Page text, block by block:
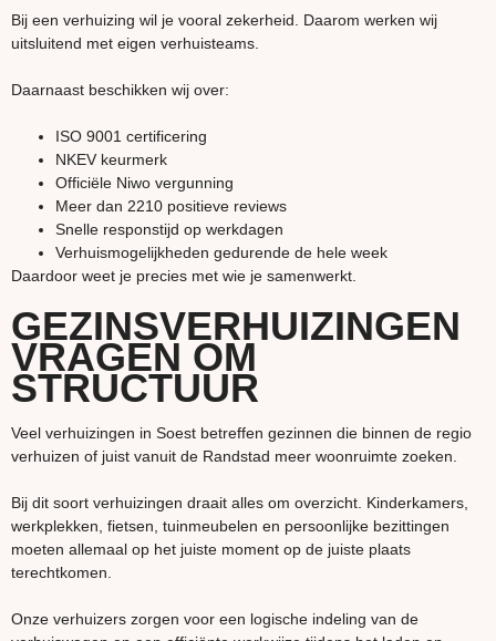
Bij een verhuizing wil je vooral zekerheid. Daarom werken wij
uitsluitend met eigen verhuisteams.
Daarnaast beschikken wij over:
ISO 9001 certificering
NKEV keurmerk
Officiële Niwo vergunning
Meer dan 2210 positieve reviews
Snelle responstijd op werkdagen
Verhuismogelijkheden gedurende de hele week
Daardoor weet je precies met wie je samenwerkt.
GEZINSVERHUIZINGEN
VRAGEN OM
STRUCTUUR
Veel verhuizingen in Soest betreffen gezinnen die binnen de regio
verhuizen of juist vanuit de Randstad meer woonruimte zoeken.
Bij dit soort verhuizingen draait alles om overzicht. Kinderkamers,
werkplekken, fietsen, tuinmeubelen en persoonlijke bezittingen
moeten allemaal op het juiste moment op de juiste plaats
terechtkomen.
Onze verhuizers zorgen voor een logische indeling van de